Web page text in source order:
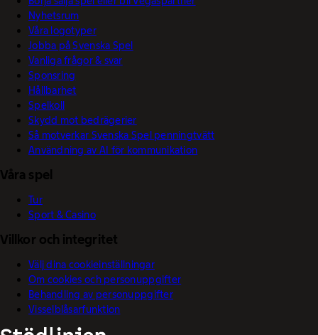
Nyhetsrum
Våra logotyper
Jobba på Svenska Spel
Vanliga frågor & svar
Sponsring
Hållbarhet
Spelkoll
Skydd mot bedrägerier
Så motverkar Svenska Spel penningtvätt
Användning av AI för kommunikation
Våra spel
Tur
Sport & Casino
Villkor och integritet
Välj dina cookieinställningar
Om cookies och personuppgifter
Behandling av personuppgifter
Visselblåsarfunktion